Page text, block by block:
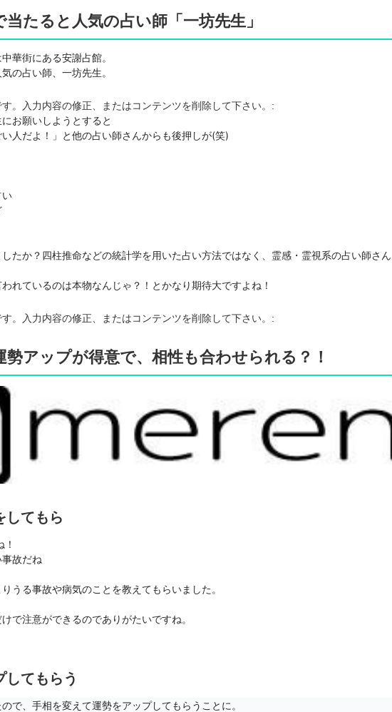
当たると人気の占い師「一坊先生」
華街にある安謝占館。
の占い師、一坊先生。
。入力内容の修正、またはコンテンツを削除して下さい。:
お願いしようとすると
い人だよ！」と他の占い師さんからも後押しが(笑)
い
たか？四柱推命などの統計学を用いた占い方法ではなく、霊感・霊視系の占い師さん
れているのは本物なんじゃ？！とかなり期待大ですよね！
。入力内容の修正、またはコンテンツを削除して下さい。:
勢アップが得意で、相性も合わせられる？！
してもら
故だね
うる事故や病気のことを教えてもらいました。
で注意ができるのでありがたいですね。
してもらう
で、手相を変えて運勢をアップしてもらうことに。